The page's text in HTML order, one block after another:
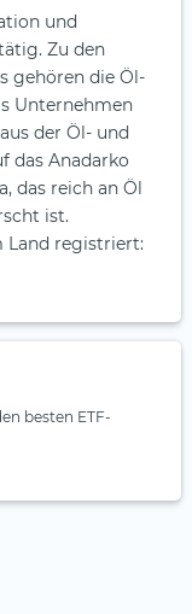
und
Zu den
gehören die Öl-
Unternehmen
der Öl- und
das Anadarko
das reich an Öl
ist.
Land registriert:
besten ETF-